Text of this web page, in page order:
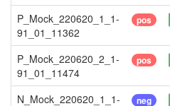
P_Mock_220620_1_1-
91_01_11362
pos
P_Mock_220620_2_1-
91_01_11474
pos
N_Mock_220620_1_1-
neg